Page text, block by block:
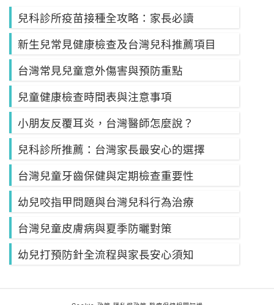
兒科診所疫苗接種全攻略：家長必讀
新生兒常見健康檢查及台灣兒科推薦項目
台灣常見兒童意外傷害與預防重點
兒童健康檢查時間表與注意事項
小朋友反覆耳炎，台灣醫師怎麼說？
兒科診所推薦：台灣家長最安心的選擇
台灣兒童牙齒保健與定期檢查重要性
幼兒咬指甲問題與台灣兒科行為治療
台灣兒童皮膚病與夏季防曬對策
幼兒打預防針全流程與家長安心須知